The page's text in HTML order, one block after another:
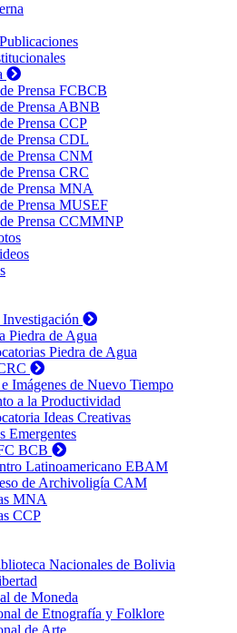
Prensa FCBCB
Prensa ABNB
Prensa CCP
Prensa CDL
Prensa CNM
Prensa CRC
Prensa MNA
Prensa MUSEF
Prensa CCMMNP
Piedra de Agua
Piedra de Agua
Imágenes de Nuevo Tiempo
a la Productividad
Ideas Creativas
Emergentes
BCB
Latinoamericano EBAM
de Archivoligía CAM
MNA
CCP
Nacionales de Bolivia
de Moneda
de Etnografía y Folklore
de Arte